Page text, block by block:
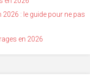
2026 : le guide pour ne pas
en 2026